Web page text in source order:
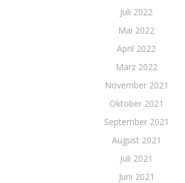
Juli 2022
Mai 2022
April 2022
März 2022
November 2021
Oktober 2021
September 2021
August 2021
Juli 2021
Juni 2021